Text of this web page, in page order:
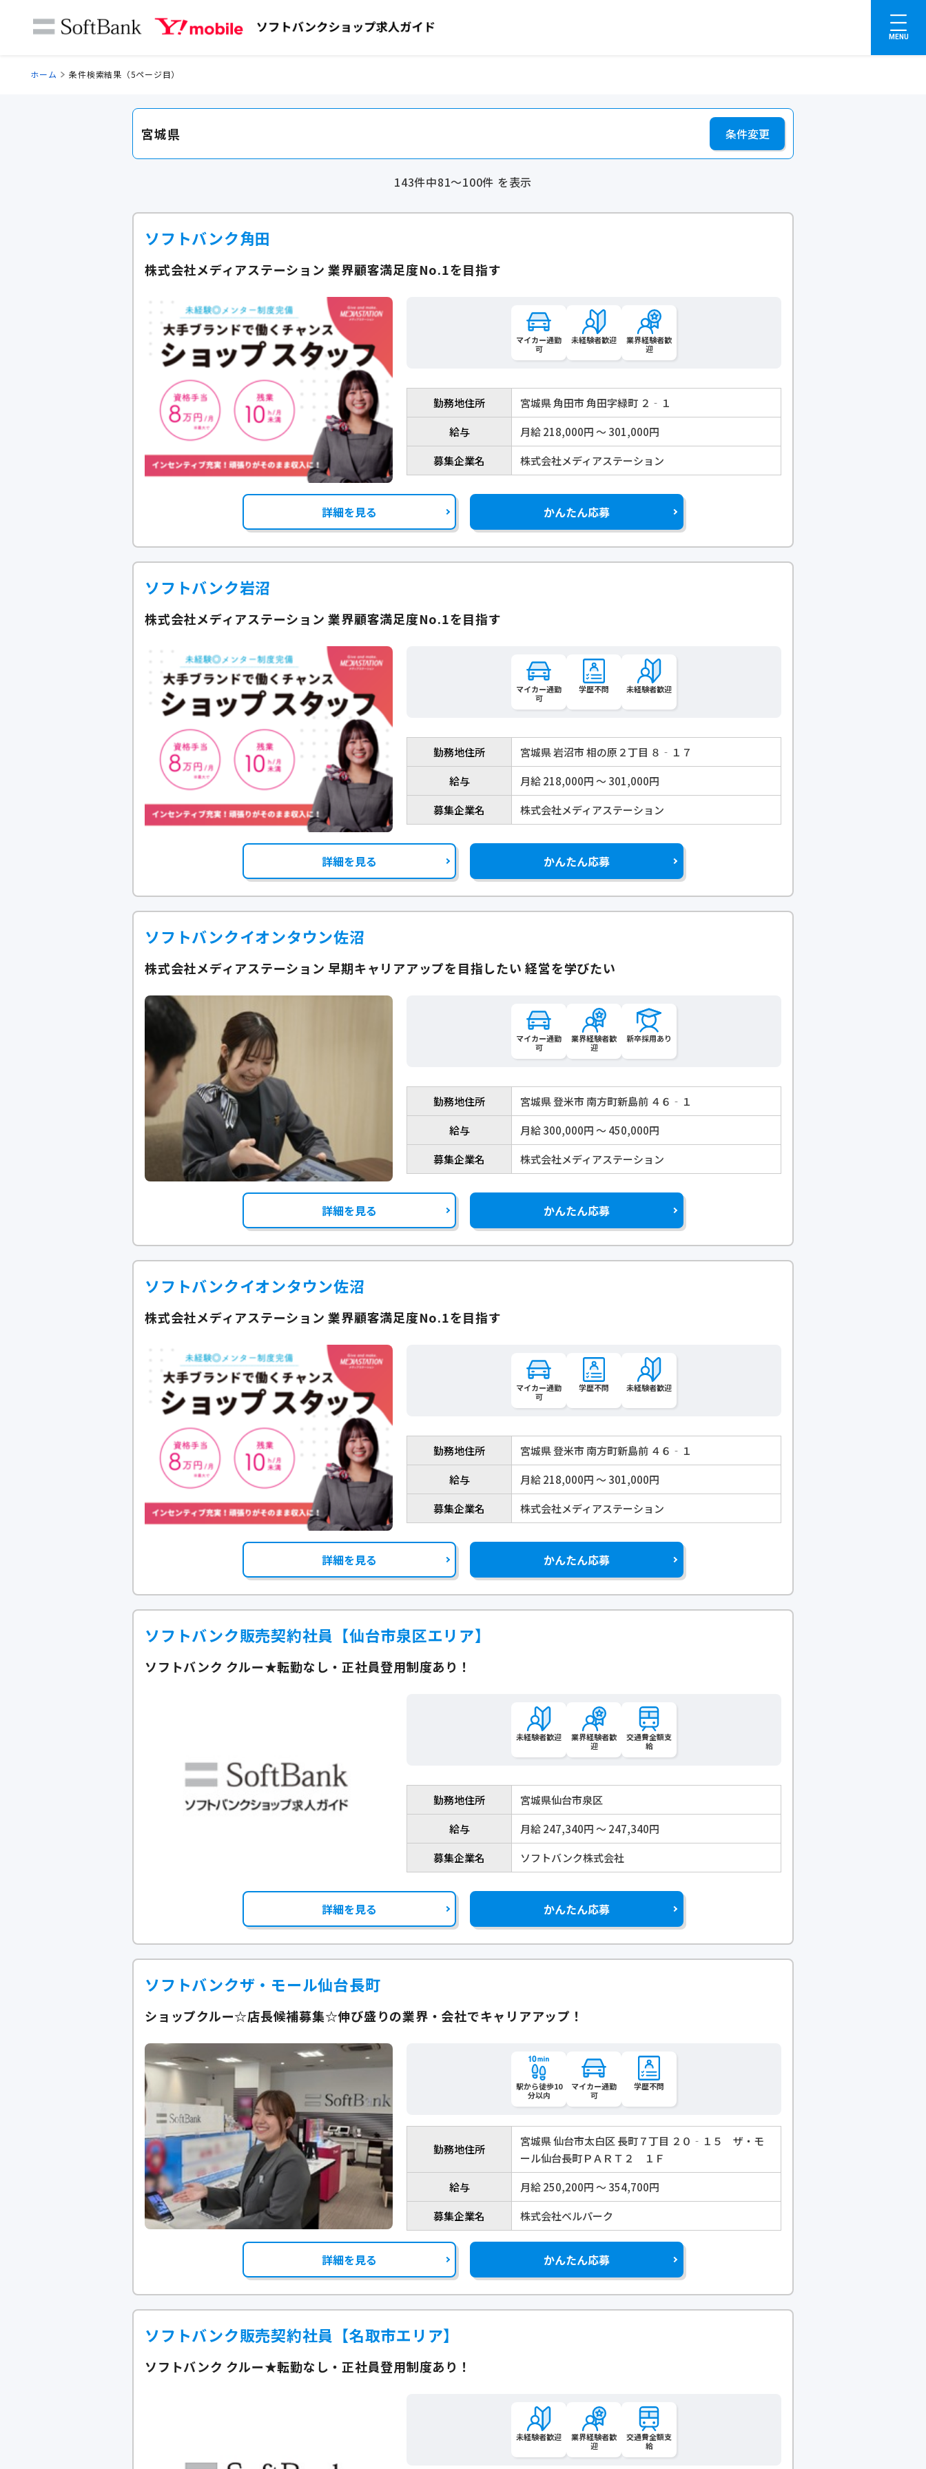
MENU
ホーム 条件検索結果（5ページ目）
宮城県 条件変更
143件中81～100件 を表示
ソフトバンク角田
株式会社メディアステーション 業界顧客満足度No.1を目指す
マイカー通勤
可
未経験者歓迎
業界経験者歓
迎
勤務地住所
宮城県 角田市 角田字緑町 ２‐１
給与
月給 218,000円 〜 301,000円
募集企業名
株式会社メディアステーション
詳細を見る かんたん応募
ソフトバンク岩沼
株式会社メディアステーション 業界顧客満足度No.1を目指す
マイカー通勤
可
学歴不問 未経験者歓迎
勤務地住所
宮城県 岩沼市 相の原２丁目 ８‐１７
給与
月給 218,000円 〜 301,000円
募集企業名
株式会社メディアステーション
詳細を見る かんたん応募
ソフトバンクイオンタウン佐沼
株式会社メディアステーション 早期キャリアアップを目指したい 経営を学びたい
マイカー通勤
可
業界経験者歓
迎
新卒採用あり
勤務地住所
宮城県 登米市 南方町新島前 ４６‐１
給与
月給 300,000円 〜 450,000円
募集企業名
株式会社メディアステーション
詳細を見る かんたん応募
ソフトバンクイオンタウン佐沼
株式会社メディアステーション 業界顧客満足度No.1を目指す
マイカー通勤
可
学歴不問 未経験者歓迎
勤務地住所
宮城県 登米市 南方町新島前 ４６‐１
給与
月給 218,000円 〜 301,000円
募集企業名
株式会社メディアステーション
詳細を見る かんたん応募
ソフトバンク販売契約社員【仙台市泉区エリア】
ソフトバンク クルー★転勤なし・正社員登用制度あり！
未経験者歓迎
業界経験者歓
迎
交通費全額支
給
勤務地住所
宮城県仙台市泉区
給与
月給 247,340円 〜 247,340円
募集企業名
ソフトバンク株式会社
詳細を見る かんたん応募
ソフトバンクザ・モール仙台長町
ショップクルー☆店長候補募集☆伸び盛りの業界・会社でキャリアアップ！
駅から徒歩10
分以内
マイカー通勤
可
学歴不問
勤務地住所
宮城県 仙台市太白区 長町７丁目 ２０‐１５ ザ・モ
ール仙台長町ＰＡＲＴ２ １Ｆ
給与
月給 250,200円 〜 354,700円
募集企業名
株式会社ベルパーク
詳細を見る かんたん応募
ソフトバンク販売契約社員【名取市エリア】
ソフトバンク クルー★転勤なし・正社員登用制度あり！
未経験者歓迎
業界経験者歓
迎
交通費全額支
給